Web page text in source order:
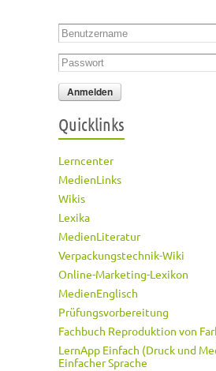
Benutzername
Passwort
Quicklinks
Lerncenter
MedienLinks
Wikis
Lexika
MedienLiteratur
Verpackungstechnik-Wiki
Online-Marketing-Lexikon
MedienEnglisch
Prüfungsvorbereitung
Fachbuch Reproduktion von
LernApp Einfach (Druck und
Einfacher Sprache